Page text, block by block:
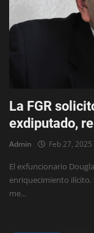
IOS
La FGR
exdiputado,
Admin Feb 27, 2025
El exfuncionario
enriquecimiento ilícito.
me...